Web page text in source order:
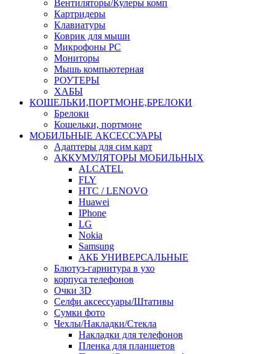
Вентиляторы/Кулеры комп
Картридеры
Клавиатуры
Коврик для мыши
Микрофоны PC
Мониторы
Мышь компьютерная
РОУТЕРЫ
ХАБЫ
КОШЕЛЬКИ,ПОРТМОНЕ,БРЕЛОКИ
Брелоки
Кошельки, портмоне
МОБИЛЬНЫЕ АКСЕССУАРЫ
Адаптеры для сим карт
АККУМУЛЯТОРЫ МОБИЛЬНЫХ
ALCATEL
FLY
HTC / LENOVO
Huawei
IPhone
LG
Nokia
Samsung
АКБ УНИВЕРСАЛЬНЫЕ
Блютуз-гарнитура в ухо
корпуса телефонов
Очки 3D
Селфи аксессуары/Штативы
Сумки фото
Чехлы/Накладки/Стекла
Накладки для телефонов
Пленка для планшетов